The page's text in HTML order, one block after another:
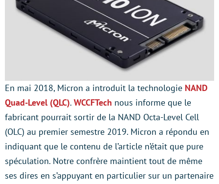
En mai 2018, Micron a introduit la technologie NAND
Quad-Level (QLC). WCCFTech nous informe que le
fabricant pourrait sortir de la NAND Octa-Level Cell
(OLC) au premier semestre 2019. Micron a répondu en
indiquant que le contenu de l’article n’était que pure
spéculation. Notre confrère maintient tout de même
ses dires en s’appuyant en particulier sur un partenaire